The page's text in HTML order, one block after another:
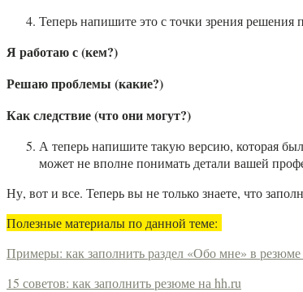
Теперь напишите это с точки зрения решения
Я работаю с (кем?)
Решаю проблемы (какие?)
Как следствие (что они могут?)
А теперь напишите такую версию, которая
может не вполне понимать детали вашей
Ну, вот и все. Теперь вы не только знаете, что
Полезные материалы по данной теме:
Примеры: как заполнить раздел «Обо мне» в резюме
15 советов: как заполнить резюме на hh.ru